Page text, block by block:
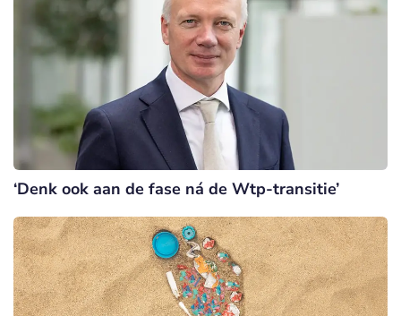
‘Denk ook aan de fase ná de Wtp-transitie’